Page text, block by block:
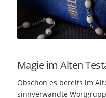
Magie im Alten
Obschon es bereits im
sinnverwandte